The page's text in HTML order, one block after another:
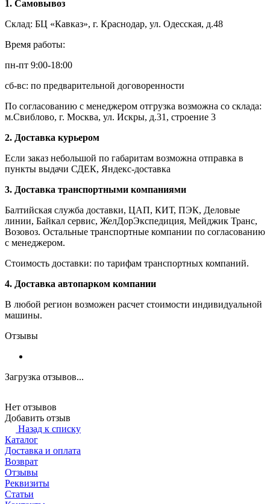
1. Самовывоз
Склад: БЦ «Кавказ», г. Краснодар, ул. Одесская, д.48
Время работы:
пн-пт 9:00-18:00
сб-вс: по предварительной договоренности
По согласованию с менеджером отгрузка возможна со склада:
м.Свиблово, г. Москва, ул. Искры, д.31, строение 3
2. Доставка курьером
Если заказ небольшой по габаритам возможна отправка в
пункты выдачи СДЕК, Яндекс-доставка
3. Доставка транспортными компаниями
Балтийская служба доставки, ЦАП, КИТ, ПЭК, Деловые
линии, Байкал сервис, ЖелДорЭкспедиция, Мейджик Транс,
Возовоз. Остальные транспортные компании по согласованию
с менеджером.
Стоимость доставки: по тарифам транспортных компаний.
4. Доставка автопарком компании
В любой регион возможен расчет стоимости индивидуальной
машины.
Отзывы
Загрузка отзывов...
Нет отзывов
Добавить отзыв
Назад к списку
Каталог
Доставка и оплата
Возврат
Отзывы
Реквизиты
Статьи